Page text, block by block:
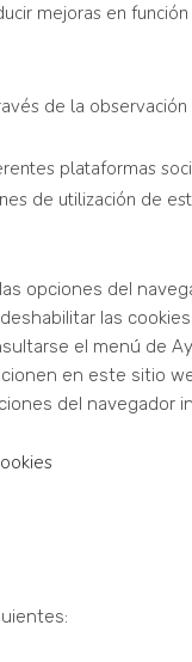
mejoras en
de la observación
plataformas
de utilización de
opciones del
las
el menú de
en este sitio
del navegador